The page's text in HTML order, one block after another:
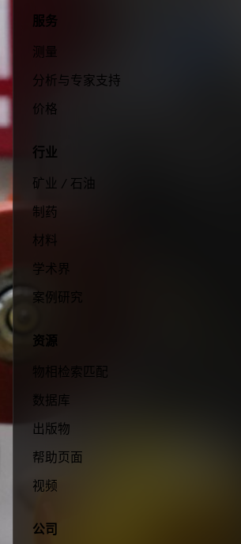
服务
测量
分析与专家支持
价格
行业
矿业 / 石油
制药
材料
学术界
案例研究
资源
物相检索匹配
数据库
出版物
帮助页面
视频
公司